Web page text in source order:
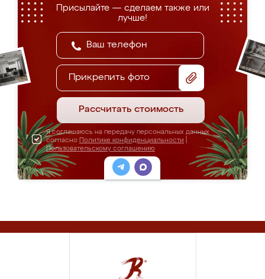
Присылайте — сделаем также или
лучше!
Прикрепить фото
Рассчитать стоимость
Я соглашаюсь на передачу персональных данных
согласно Политике конфиденциальности
Пользовательскому соглашению